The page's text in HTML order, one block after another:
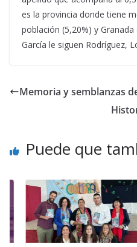
es la provincia donde tiene
población (5,20%) y
García le siguen Rodríguez,
Memoria y semblanzas
Puede que